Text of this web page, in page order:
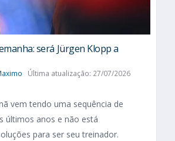
será Jürgen Klopp a
Última atualização: 27/07/2026
vem tendo uma sequência de
últimos anos e não está
para ser seu treinador.